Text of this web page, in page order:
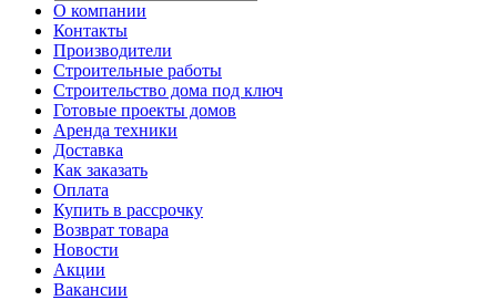
О компании
Контакты
Производители
Строительные работы
Строительство дома под ключ
Готовые проекты домов
Аренда техники
Доставка
Как заказать
Оплата
Купить в рассрочку
Возврат товара
Новости
Акции
Вакансии